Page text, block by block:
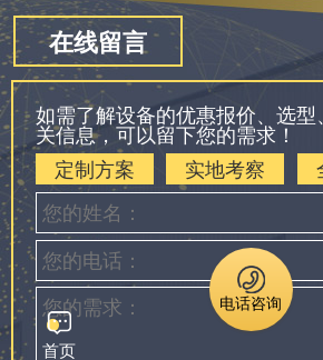
在线留言
如需了解设备的优惠报价、选
关信息，可以留下您的需求！
定制方案
实地考察
首页
电话咨询